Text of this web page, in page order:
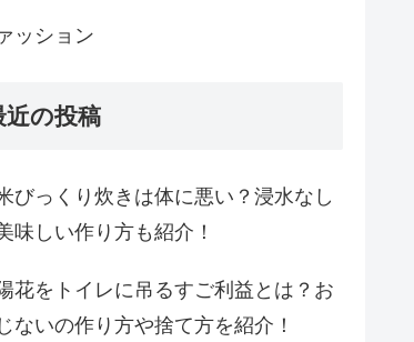
ッション
近の投稿
びっくり炊きは体に悪い？浸水なし
味しい作り方も紹介！
花をトイレに吊るすご利益とは？お
ないの作り方や捨て方を紹介！